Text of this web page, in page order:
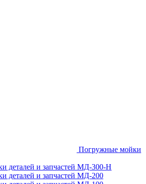
Погружные мойки
деталей и запчастей МД-300-H
деталей и запчастей МД-200